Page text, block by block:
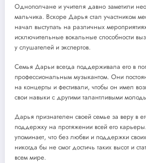
Однополчане и учителя давно заметили
мальчика. Вскоре Дарья стал участником
начал выступать на различных
исключительные вокальные способности
у слушателей и экспертов.
Семья Дарьи всегда поддерживала его в
профессиональным музыкантом. Они
на концерты и фестивали, чтобы он имел
свои навыки с другими талантливыми
Дарья признателен своей семье за веру в
поддержку на протяжении всей его
упоминает, что без любви и поддержки
никогда бы не смог достичь таких высот и
всем мире.